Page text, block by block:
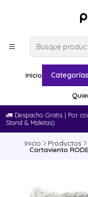
Inicio Categorías
🚛​ Despacho Gratis | Por
Stand & Maletas)
Inicio Productos
Cortaviento